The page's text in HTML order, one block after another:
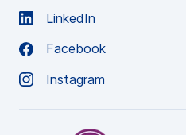
LinkedIn
Facebook
Instagram